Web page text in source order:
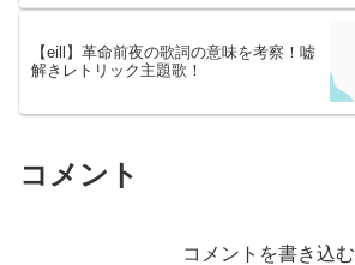
【eill】革命前夜の歌詞の意味を考察！嘘
解きレトリック主題歌！
コメント
コメントを書き込む